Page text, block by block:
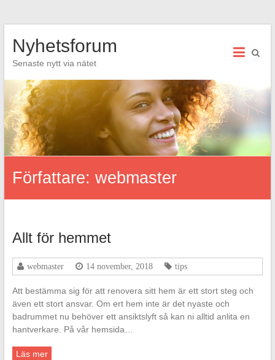
innehåll
Nyhetsforum
Senaste nytt via nätet
Författare: webmaster
Allt för hemmet
webmaster 14 november, 2018 tips
Att bestämma sig för att renovera sitt hem är ett stort steg och
även ett stort ansvar. Om ert hem inte är det nyaste och
badrummet nu behöver ett ansiktslyft så kan ni alltid anlita en
hantverkare. På vår hemsida…
Läs mer